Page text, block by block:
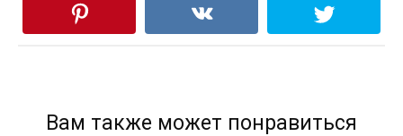
Вам также может понравиться